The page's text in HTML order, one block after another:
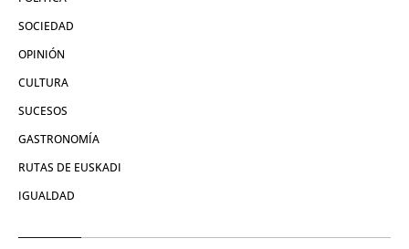
SOCIEDAD
OPINIÓN
CULTURA
SUCESOS
GASTRONOMÍA
RUTAS DE EUSKADI
IGUALDAD